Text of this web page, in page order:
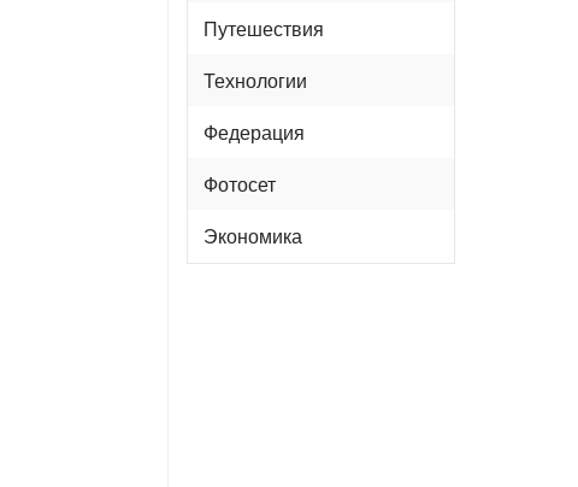
Путешествия
Технологии
Федерация
Фотосет
Экономика